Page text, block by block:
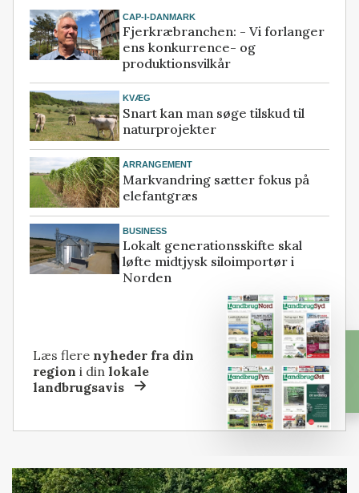
CAP-I-DANMARK
Fjerkræbranchen: - Vi forlanger
ens konkurrence- og
produktionsvilkår
KVÆG
Snart kan man søge tilskud til
naturprojekter
ARRANGEMENT
Markvandring sætter fokus på
elefantgræs
BUSINESS
Lokalt generationsskifte skal
løfte midtjysk siloimportør i
Norden
Læs flere nyheder fra din
region i dinlokale
landbrugsavis